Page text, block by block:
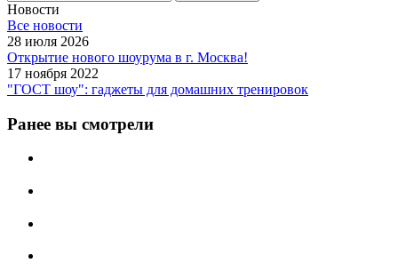
Новости
Все новости
28 июля 2026
Открытие нового шоурума в г. Москва!
17 ноября 2022
"ГОСТ шоу": гаджеты для домашних тренировок
Ранее вы смотрели